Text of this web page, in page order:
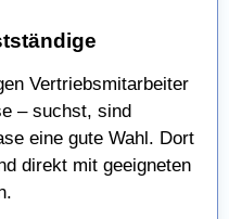
Vertriebsmitarbeiter
– suchst, sind
eine gute Wahl. Dort
direkt mit geeigneten